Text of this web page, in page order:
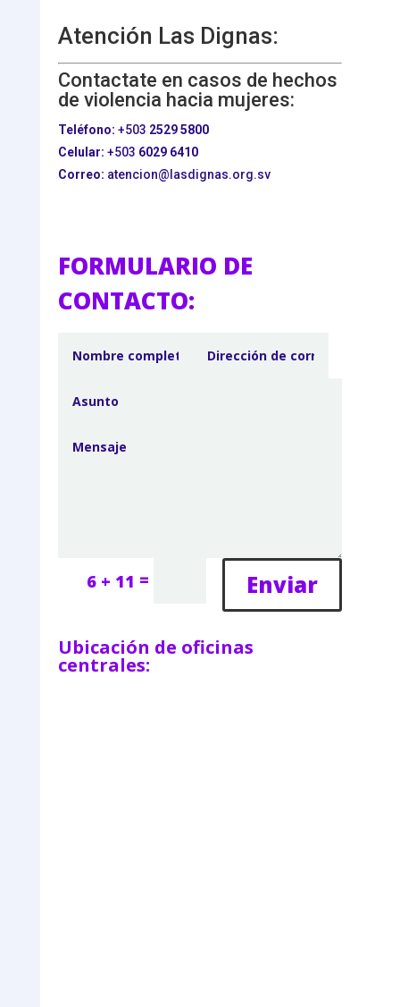
Atención Las Dignas:
Contactate en casos de hechos
de violencia hacia mujeres:
Teléfono: +503 2529 5800
Celular: +503 6029 6410
Correo: atencion@lasdignas.org.sv
FORMULARIO DE
CONTACTO:
6 + 11 = Enviar
Ubicación de oficinas
centrales: